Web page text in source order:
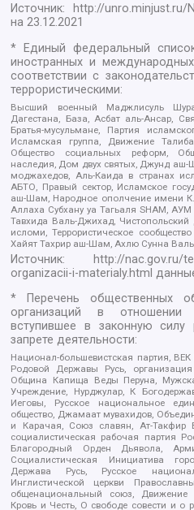
Источник: http://unro.minjust.ru/
на23.12.2021
* Единый федеральный
иностранных и
соответствии с
террористическими:
Высший военный Маджлисуль
Дагестана, База, Асбат аль-Ансар,
Братья-мусульмане, Партия
Исламская группа, Движение
Общество социальных реформ,
наследия, Дом двух святых, Джунд
моджахедов, Аль-Каида в странах
АБТО, Правый сектор, Исламское
аш-Шам, Народное ополчение имени
Аллаха Субхану уа Тагьаля SHAM,
Тавхида Валь-Джихад,
исломи, Террористическое
Хайят Тахрир аш-Шам, Ахлю Сунна
Источник:
http://nac.gov.ru/
organizacii-i-materialy.html
* Перечень общественных
организаций в
вступившее в законную
запрете деятельности:
Национал-большевистская партия,
Родовой Державы Русь,
Община Капища Веды Перуна,
Учреждение, Нурджулар, К
Иеговы, Русское национальное
общество, Джамаат мувахидов,
и Карачая, Союз славян, Ат-Такфир
социалистическая рабочая партия
Благородный Орден Дьявола,
Социалистическая Инициатива
Держава Русь, Русское
Инглистической церкви
общенациональный союз, Движение
Кровь и Честь, О свободе совести и о